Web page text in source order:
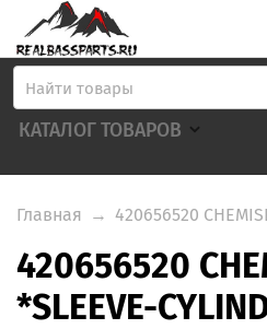
КАТАЛОГ ТОВАРОВ
Главная → 420656520
420656520
*SLEEVE-